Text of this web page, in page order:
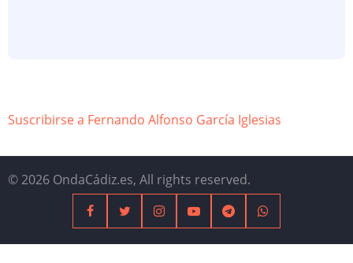
Suscribirse a Fernando Alfonso García Iglesias
© 2026 OndaCádiz.es, All rights reserved.